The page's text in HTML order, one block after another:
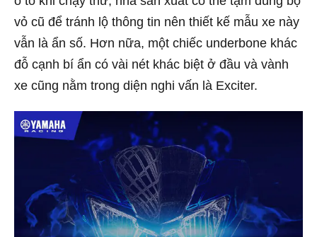
vỏ cũ để tránh lộ thông tin nên thiết kế mẫu xe này
vẫn là ẩn số. Hơn nữa, một chiếc underbone khác
đỗ cạnh bí ẩn có vài nét khác biệt ở đầu và vành
xe cũng nằm trong diện nghi vấn là Exciter.